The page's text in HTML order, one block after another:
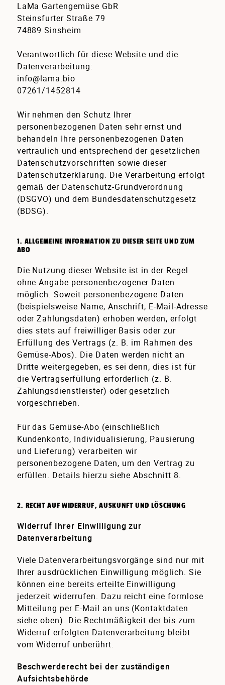
LaMa Gartengemüse GbR
Steinsfurter Straße 79
74889 Sinsheim
Verantwortlich für diese Website und die
Datenverarbeitung:
info@lama.bio
07261/1452814
Wir nehmen den Schutz Ihrer
personenbezogenen Daten sehr ernst und
behandeln Ihre personenbezogenen Daten
vertraulich und entsprechend der gesetzlichen
Datenschutzvorschriften sowie dieser
Datenschutzerklärung. Die Verarbeitung erfolgt
gemäß der Datenschutz-Grundverordnung
(DSGVO) und dem Bundesdatenschutzgesetz
(BDSG).
1. ALLGEMEINE INFORMATION ZU DIESER SEITE UND ZUM
ABO
Die Nutzung dieser Website ist in der Regel
ohne Angabe personenbezogener Daten
möglich. Soweit personenbezogene Daten
(beispielsweise Name, Anschrift, E-Mail-Adresse
oder Zahlungsdaten) erhoben werden, erfolgt
dies stets auf freiwilliger Basis oder zur
Erfüllung des Vertrags (z. B. im Rahmen des
Gemüse-Abos). Die Daten werden nicht an
Dritte weitergegeben, es sei denn, dies ist für
die Vertragserfüllung erforderlich (z. B.
Zahlungsdienstleister) oder gesetzlich
vorgeschrieben.
Für das Gemüse-Abo (einschließlich
Kundenkonto, Individualisierung, Pausierung
und Lieferung) verarbeiten wir
personenbezogene Daten, um den Vertrag zu
erfüllen. Details hierzu siehe Abschnitt 8.
2. RECHT AUF WIDERRUF, AUSKUNFT UND LÖSCHUNG
Widerruf Ihrer Einwilligung zur
Datenverarbeitung
Viele Datenverarbeitungsvorgänge sind nur mit
Ihrer ausdrücklichen Einwilligung möglich. Sie
können eine bereits erteilte Einwilligung
jederzeit widerrufen. Dazu reicht eine formlose
Mitteilung per E-Mail an uns (Kontaktdaten
siehe oben). Die Rechtmäßigkeit der bis zum
Widerruf erfolgten Datenverarbeitung bleibt
vom Widerruf unberührt.
Beschwerderecht bei der zuständigen
Aufsichtsbehörde